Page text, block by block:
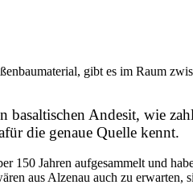
gibt es im Raum
Andesit, wie
die genaue Quelle kennt.
150 Jahren aufgesammelt und
aus Alzenau auch zu